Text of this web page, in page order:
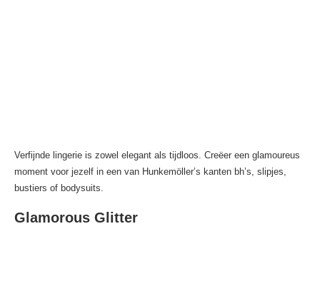
Verfijnde lingerie is zowel elegant als tijdloos. Creëer een glamoureus
moment voor jezelf in een van Hunkemöller’s kanten bh’s, slipjes,
bustiers of bodysuits.
Glamorous Glitter